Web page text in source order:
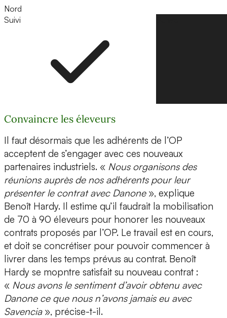
Nord
Suivi
Convaincre les éleveurs
Il faut désormais que les adhérents de l’OP
acceptent de s’engager avec ces nouveaux
partenaires industriels. « Nous organisons des
réunions auprès de nos adhérents pour leur
présenter le contrat avec Danone», explique
Benoît Hardy. Il estime qu’il faudrait la mobilisation
de 70 à 90 éleveurs pour honorer les nouveaux
contrats proposés par l’OP. Le travail est en cours,
et doit se concrétiser pour pouvoir commencer à
livrer dans les temps prévus au contrat. Benoît
Hardy se mopntre satisfait su nouveau contrat :
« Nous avons le sentiment d’avoir obtenu avec
Danone ce que nous n’avons jamais eu avec
Savencia», précise-t-il.